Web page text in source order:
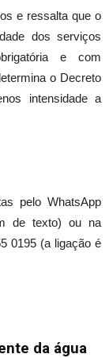
e ressalta que o
dos serviços
e com
o Decreto
intensidade a
pelo WhatsApp
de texto) ou na
0195 (a ligação é
da água